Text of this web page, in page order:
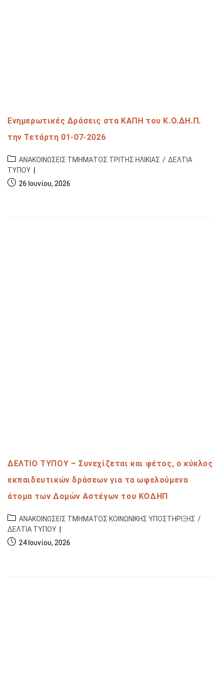
Ενημερωτικές Δράσεις στα ΚΑΠΗ του Κ.Ο.ΔΗ.Π.
την Τετάρτη 01-07-2026
ΑΝΑΚΟΙΝΩΣΕΙΣ ΤΜΗΜΑΤΟΣ ΤΡΙΤΗΣ ΗΛΙΚΙΑΣ / ΔΕΛΤΙΑ
ΤΥΠΟΥ
26 Ιουνίου, 2026
ΔΕΛΤΙΟ ΤΥΠΟΥ – Συνεχίζεται και φέτος, ο κύκλος
εκπαιδευτικών δράσεων για τα ωφελούμενα
άτομα των Δομών Αστέγων του ΚΟΔΗΠ
ΑΝΑΚΟΙΝΩΣΕΙΣ ΤΜΗΜΑΤΟΣ ΚΟΙΝΩΝΙΚΗΣ ΥΠΟΣΤΗΡΙΞΗΣ /
ΔΕΛΤΙΑ ΤΥΠΟΥ
24 Ιουνίου, 2026